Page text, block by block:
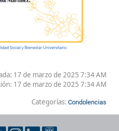
17 de marzo de 2025 7:34 AM
17 de marzo de 2025 7:34 AM
Categorías: Condolencias